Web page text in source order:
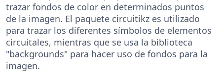
trazar fondos de color en determinados puntos
de la imagen. El paquete circuitikz es utilizado
para trazar los diferentes símbolos de elementos
circuitales, mientras que se usa la biblioteca
"backgrounds" para hacer uso de fondos para la
imagen.